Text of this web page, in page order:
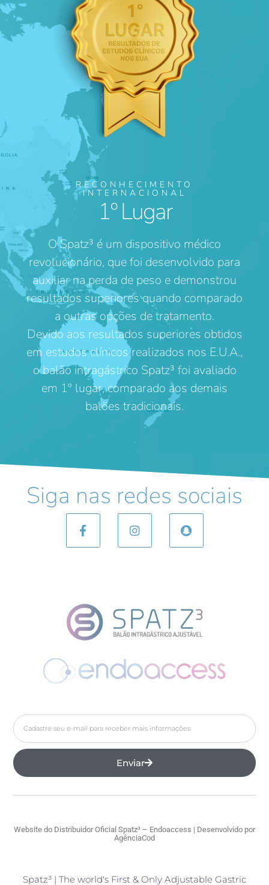
RECONHECIMENTO
INTERNACIONAL
1º Lugar
O Spatz³ é um dispositivo médico
revolucionário, que foi desenvolvido para
auxiliar na perda de peso e demonstrou
resultados superiores quando comparado
a outras opções de tratamento.
Devido aos resultados superiores obtidos
em estudos clínicos realizados nos E.U.A.,
o balão intragástrico Spatz³ foi avaliado
em 1º lugar, comparado aos demais
balões tradicionais.
Siga nas redes sociais
Enviar
Website do Distribuidor Oficial Spatz³ – Endoaccess | Desenvolvido por
AgênciaCod
Spatz³ | The world's First & Only Adjustable Gastric